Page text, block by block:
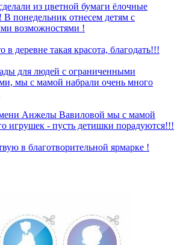
из цветной бумаги ёлочные
понедельник отнесем детям с
возможностями !
в деревне такая красота, благодать!!!
для людей с ограниченными
мы с мамой набрали очень много
Анжелы Вавиловой мы с мамой
игрушек - пусть детишки порадуются!!!
в благотворительной ярмарке !